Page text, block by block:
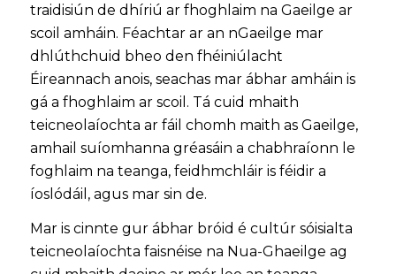
traidisiún de dhíriú ar fhoghlaim na Gaeilge ar
scoil amháin. Féachtar ar an nGaeilge mar
dhlúthchuid bheo den fhéiniúlacht
Éireannach anois, seachas mar ábhar amháin is
gá a fhoghlaim ar scoil. Tá cuid mhaith
teicneolaíochta ar fáil chomh maith as Gaeilge,
amhail suíomhanna gréasáin a chabhraíonn le
foghlaim na teanga, feidhmchláir is féidir a
íoslódáil, agus mar sin de.
Mar is cinnte gur ábhar bróid é cultúr sóisialta
teicneolaíochta faisnéise na Nua-Ghaeilge ag